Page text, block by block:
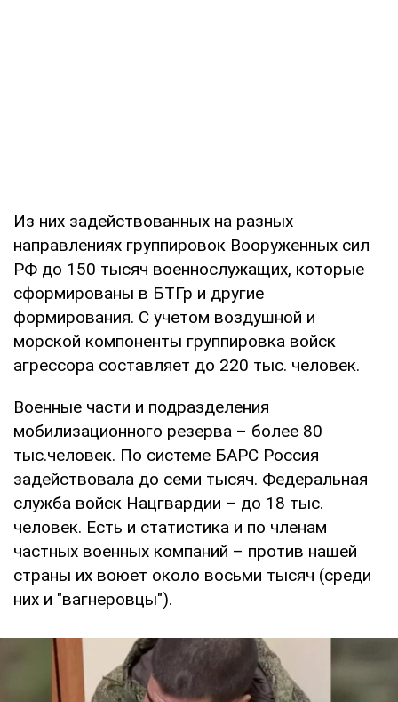
Из них задействованных на разных
направлениях группировок Вооруженных сил
РФ до 150 тысяч военнослужащих, которые
сформированы в БТГр и другие
формирования. С учетом воздушной и
морской компоненты группировка войск
агрессора составляет до 220 тыс. человек.
Военные части и подразделения
мобилизационного резерва – более 80
тыс.человек. По системе БАРС Россия
задействовала до семи тысяч. Федеральная
служба войск Нацгвардии – до 18 тыс.
человек. Есть и статистика и по членам
частных военных компаний – против нашей
страны их воюет около восьми тысяч (среди
них и "вагнеровцы").